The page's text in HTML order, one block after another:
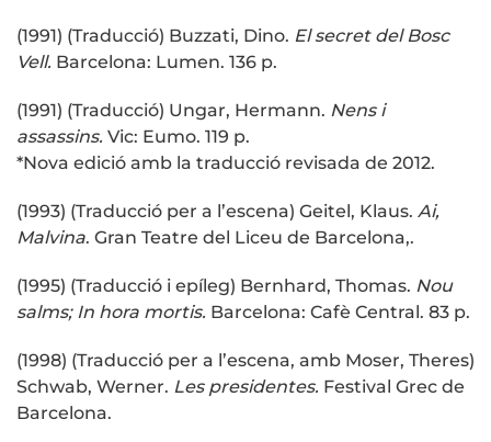
(1991) (Traducció) Buzzati, Dino. El secret del Bosc
Vell. Barcelona: Lumen. 136 p.
(1991) (Traducció) Ungar, Hermann. Nens i
assassins. Vic: Eumo. 119 p.
*Nova edició amb la traducció revisada de 2012.
(1993) (Traducció per a l’escena) Geitel, Klaus. Ai,
Malvina. Gran Teatre del Liceu de Barcelona,.
(1995) (Traducció i epíleg) Bernhard, Thomas. Nou
salms; In hora mortis. Barcelona: Cafè Central. 83 p.
(1998) (Traducció per a l’escena, amb Moser, Theres)
Schwab, Werner. Les presidentes. Festival Grec de
Barcelona.